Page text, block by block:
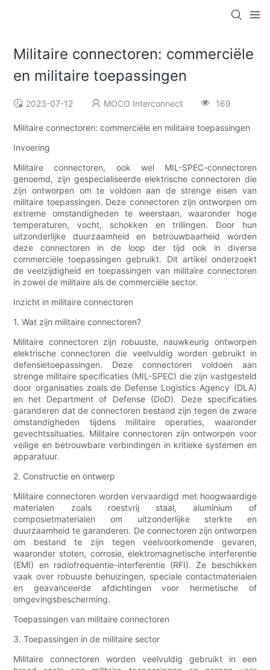
Militaire connectoren: commerciële
en militaire toepassingen
2023-07-12 MOCO Interconnect 169
Militaire connectoren: commerciële en militaire toepassingen
Invoering
Militaire connectoren, ook wel MIL-SPEC-connectoren
genoemd, zijn gespecialiseerde elektrische connectoren die
zijn ontworpen om te voldoen aan de strenge eisen van
militaire toepassingen. Deze connectoren zijn ontworpen om
extreme omstandigheden te weerstaan, waaronder hoge
temperaturen, vocht, schokken en trillingen. Door hun
uitzonderlijke duurzaamheid en betrouwbaarheid worden
deze connectoren in de loop der tijd ook in diverse
commerciële toepassingen gebruikt. Dit artikel onderzoekt
de veelzijdigheid en toepassingen van militaire connectoren
in zowel de militaire als de commerciële sector.
Inzicht in militaire connectoren
1. Wat zijn militaire connectoren?
Militaire connectoren zijn robuuste, nauwkeurig ontworpen
elektrische connectoren die veelvuldig worden gebruikt in
defensietoepassingen. Deze connectoren voldoen aan
strenge militaire specificaties (MIL-SPEC) die zijn vastgesteld
door organisaties zoals de Defense Logistics Agency (DLA)
en het Department of Defense (DoD). Deze specificaties
garanderen dat de connectoren bestand zijn tegen de zware
omstandigheden tijdens militaire operaties, waaronder
gevechtssituaties. Militaire connectoren zijn ontworpen voor
veilige en betrouwbare verbindingen in kritieke systemen en
apparatuur.
2. Constructie en ontwerp
Militaire connectoren worden vervaardigd met hoogwaardige
materialen zoals roestvrij staal, aluminium of
composietmaterialen om uitzonderlijke sterkte en
duurzaamheid te garanderen. De connectoren zijn ontworpen
om bestand te zijn tegen veelvoorkomende gevaren,
waaronder stoten, corrosie, elektromagnetische interferentie
(EMI) en radiofrequentie-interferentie (RFI). Ze beschikken
vaak over robuuste behuizingen, speciale contactmaterialen
en geavanceerde afdichtingen voor hermetische of
omgevingsbescherming.
Toepassingen van militaire connectoren
3. Toepassingen in de militaire sector
Militaire connectoren worden veelvuldig gebruikt in een